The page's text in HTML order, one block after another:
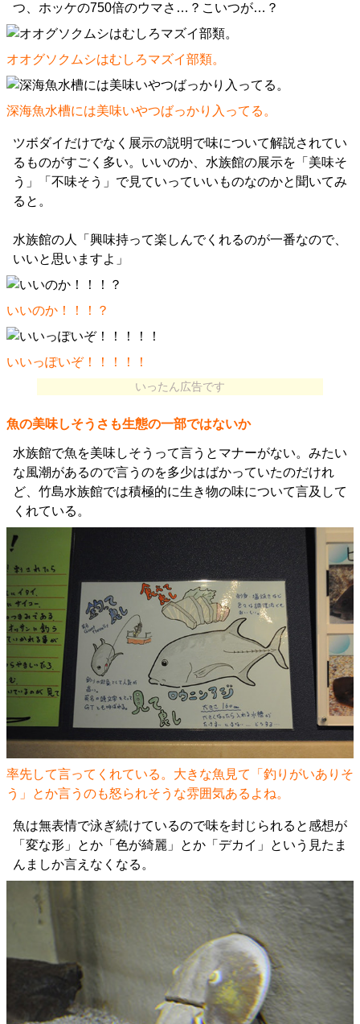
つ、ホッケの750倍のウマさ…？こいつが…？
オオグソクムシはむしろマズイ部類。
深海魚水槽には美味いやつばっかり入ってる。
ツボダイだけでなく展示の説明で味について解説されてい
るものがすごく多い。いいのか、水族館の展示を「美味そ
う」「不味そう」で見ていっていいものなのかと聞いてみ
ると。
水族館の人「興味持って楽しんでくれるのが一番なので、
いいと思いますよ」
いいのか！！！？
いいっぽいぞ！！！！！
いったん広告です
魚の美味しそうさも生態の一部ではないか
水族館で魚を美味しそうって言うとマナーがない。みたい
な風潮があるので言うのを多少はばかっていたのだけれ
ど、竹島水族館では積極的に生き物の味について言及して
くれている。
率先して言ってくれている。大きな魚見て「釣りがいありそ
う」とか言うのも怒られそうな雰囲気あるよね。
魚は無表情で泳ぎ続けているので味を封じられると感想が
「変な形」とか「色が綺麗」とか「デカイ」という見たま
んましか言えなくなる。